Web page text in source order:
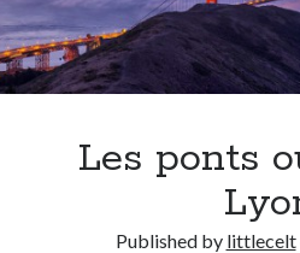
Les ponts
Published by littlecelt